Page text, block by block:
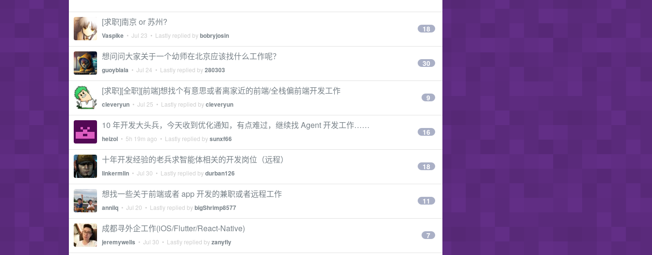
[求职]南京 or 苏州?
Vaspike • Jul 23 • Lastly replied bybobryjosin
18
想问问大家关于一个幼师在北京应该找什么工作呢？
guoyblala • Jul 24 • Lastly replied by280303
30
[求职][全职][前端]想找个有意思或者离家近的前端/全栈偏前端开发工作
cleveryun • Jul 25 • Lastly replied bycleveryun
9
10 年开发大头兵，今天收到优化通知，有点难过，继续找 Agent 开发工作……
heizol • 5h 19m ago • Lastly replied bysunxf66
16
十年开发经验的老兵求智能体相关的开发岗位（远程）
linkermlin • Jul 30 • Lastly replied bydurban126
18
想找一些关于前端或者 app 开发的兼职或者远程工作
annilq • Jul 20 • Lastly replied bybigShrimp8577
11
成都寻外企工作(iOS/Flutter/React-Native)
jeremywells • Jul 30 • Lastly replied byzanyfly
7